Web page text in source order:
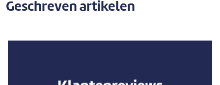
Geschreven artikelen